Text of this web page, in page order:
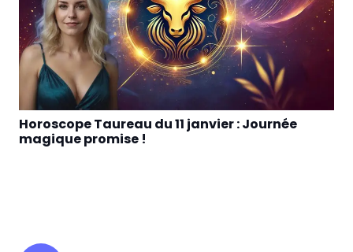
Horoscope Taureau du 11 janvier : Journée
magique promise !